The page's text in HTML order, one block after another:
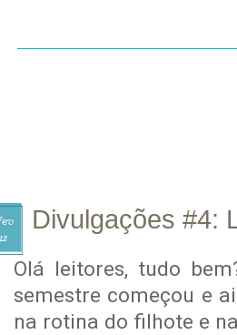
Divulgações #4:
Olá leitores, tudo
semestre começou e
na rotina do filhote e